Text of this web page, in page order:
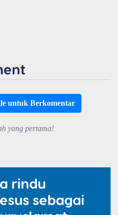
untuk Berkomentar
yang pertama!
rindu
sebagai